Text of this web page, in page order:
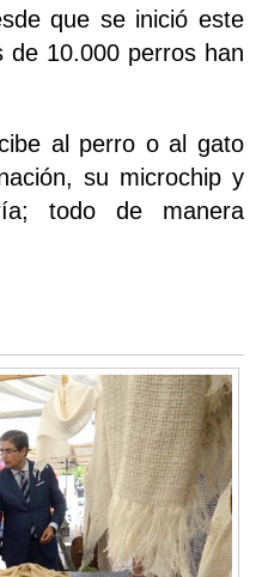
que se inició este
de 10.000 perros han
al perro o al gato
su microchip y
todo de manera